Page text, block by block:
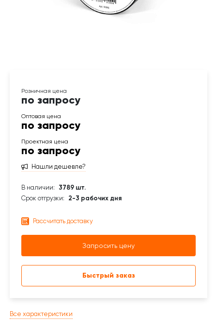
Все характеристики
по запросу
по запросу
по запросу
Нашли дешевле?
В наличии:
3789 шт.
Срок отгрузки:
2-3 рабочих дня
Рассчитать доставку
Запросить цену
Быстрый заказ